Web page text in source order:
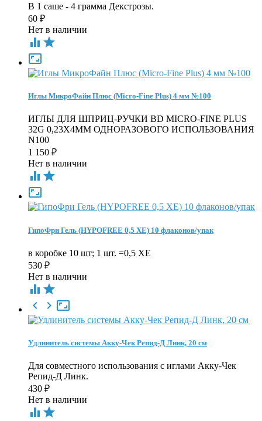
В 1 саше - 4 грамма Декстрозы.
60 ₽
Нет в наличии
 

Иглы МикроФайн Плюс (Micro-Fine Plus) 4 мм №100
ИГЛЫ ДЛЯ ШПРИЦ-РУЧКИ BD MICRO-FINE PLUS
32G 0,23Х4ММ ОДНОРАЗОВОГО ИСПОЛЬЗОВАНИЯ
N100
1 150 ₽
Нет в наличии
 

ГипоФри Гель (HYPOFREE 0,5 ХЕ) 10 флаконов/упак
в коробке 10 шт; 1 шт. =0,5 ХЕ
530 ₽
Нет в наличии
 

 
Удлинитель системы Акку-Чек Репид-Д Линк, 20 см
Для совместного использования с иглами Акку-Чек
Репид-Д Линк.
430 ₽
Нет в наличии
 